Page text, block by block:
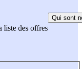
liste des offres
Qui sont